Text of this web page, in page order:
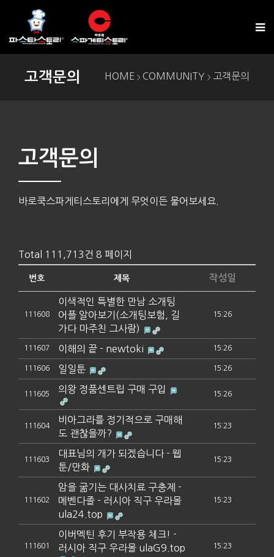
고객문의 HOME > COMMUNITY > 고객문의
고객문의
바로쿡스파게티스토리에게 무엇이든 물어보세요.
Total 111,713건 8 페이지
번호 제목 작성일
111608
이색적인 특별한 만남 소개팅
어플 알아보기(소개팅보험, 길
가다 마주친 그사람)
15:26
111607 이해의 끝 - newtoki 15:26
111606 일일툰 15:26
111605 의왕 정품센트립 구매 구입 15:26
111604
비아그라를 정기적으로 구매해
도 괜찮을까?
15:23
111603
대표님의 개가 되겠습니다 - 웹
툰/만화
15:23
111602
암을 굶기는 대사치료 구충제 -
메벤다졸 - 러시아 직구 우라몰
ula24.top
15:23
111601
이버멕틴 후기 부작용 체크! -
러시아 직구 우라몰 ulaG9.top
15:23